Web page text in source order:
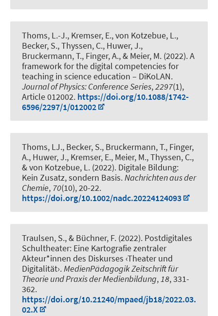
Thoms, L.-J., Kremser, E., von Kotzebue, L.,
Becker, S., Thyssen, C., Huwer, J.,
Bruckermann, T., Finger, A., & Meier, M. (2022).A
framework for the digital competencies for
teaching in science education – DiKoLAN.
Journal of Physics: Conference Series,2297(1),
Article 012002. https://doi.org/10.1088/1742-
6596/2297/1/012002
Thoms, LJ., Becker, S., Bruckermann, T., Finger,
A., Huwer, J., Kremser, E., Meier, M., Thyssen, C.,
& von Kotzebue, L. (2022). Digitale Bildung:
Kein Zusatz, sondern Basis.Nachrichten aus der
Chemie, 70(10), 20-22.
https://doi.org/10.1002/nadc.20224124093
Traulsen, S., & Büchner, F. (2022). Postdigitales
Schultheater: Eine Kartografie zentraler
Akteur*innen des Diskurses ‹Theater und
Digitalität›.MedienPädagogik Zeitschrift für
Theorie und Praxis der Medienbildung,18, 331-
362.
https://doi.org/10.21240/mpaed/jb18/2022.03.
02.X